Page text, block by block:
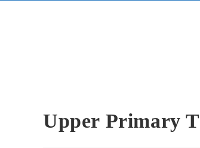
Upper Primary